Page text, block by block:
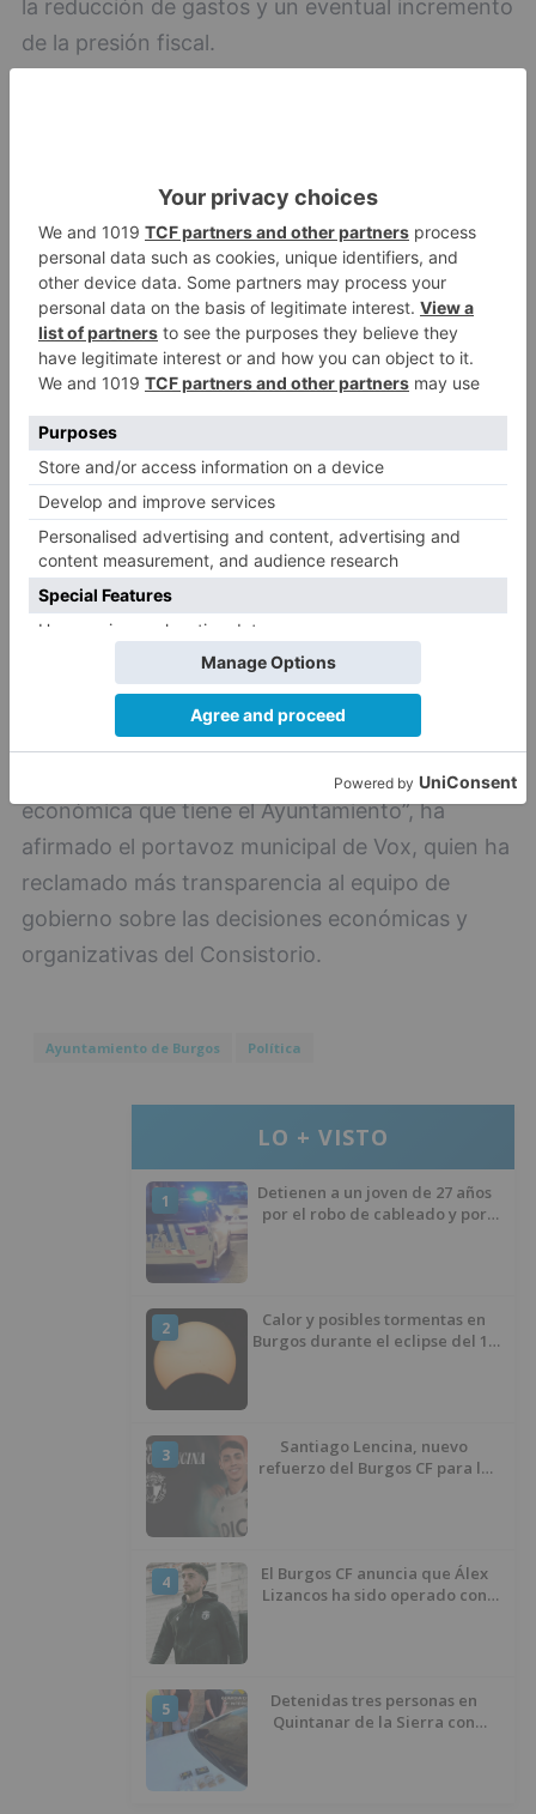
la reducción de gastos y un eventual incremento
de la presión fiscal.
al gabinete de Alcaldía. Ha recordado que Vox
renunció a ese puesto durante el anterior
mandato al considerarlo “innecesario” y ha
sostenido que recuperar ahora esa figura “no
tiene sentido” en el contexto económico actual
del Ayuntamiento.
“El gesto es muy grave con la situación
económica que tiene el Ayuntamiento”, ha
afirmado el portavoz municipal de Vox, quien ha
reclamado más transparencia al equipo de
gobierno sobre las decisiones económicas y
organizativas del Consistorio.
Ayuntamiento de Burgos Política
LO + VISTO
1
Detienen a un joven de 27 años
por el robo de cableado y por
2
Calor y posibles tormentas en
Burgos durante el eclipse del 12
3
Santiago Lencina, nuevo
refuerzo del Burgos CF para la
4
El Burgos CF anuncia que Álex
Lizancos ha sido operado con
5
Detenidas tres personas en
Quintanar de la Sierra con